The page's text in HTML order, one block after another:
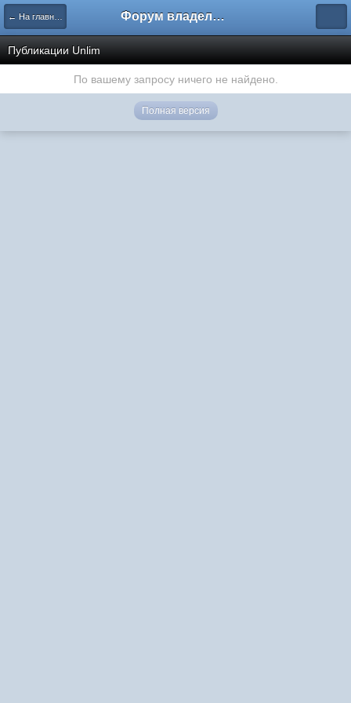
← На главную Форум владельцев интернет-магазинов
Публикации Unlim
По вашему запросу ничего не найдено.
Полная версия